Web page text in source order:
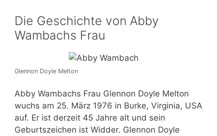
Die Geschichte von Abby
Wambachs Frau
Glennon Doyle Melton
Abby Wambachs Frau Glennon Doyle Melton
wuchs am 25. März 1976 in Burke, Virginia, USA
auf. Er ist derzeit 45 Jahre alt und sein
Geburtszeichen ist Widder. Glennon Doyle